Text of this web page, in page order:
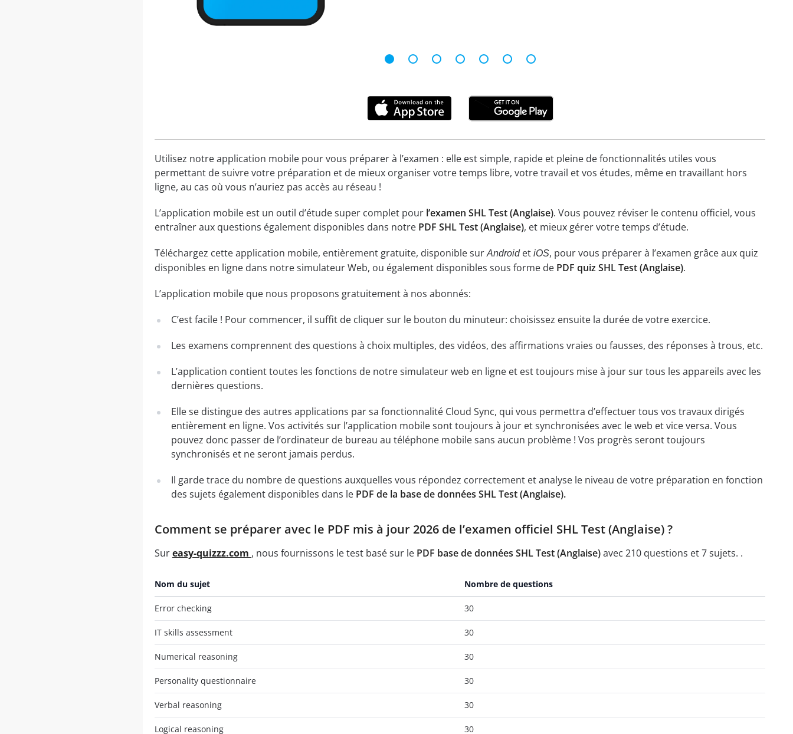
Utilisez notre application mobile pour vous préparer à l’examen : elle est simple, rapide et pleine de fonctionnalités utiles vous
permettant de suivre votre préparation et de mieux organiser votre temps libre, votre travail et vos études, même en travaillant hors
ligne, au cas où vous n’auriez pas accès au réseau !
L’application mobile est un outil d’étude super complet pour l’examen SHL Test (Anglaise). Vous pouvez réviser le contenu officiel, vous
entraîner aux questions également disponibles dans notre PDF SHL Test (Anglaise), et mieux gérer votre temps d’étude.
Téléchargez cette application mobile, entièrement gratuite, disponible surAndroidet iOS, pour vous préparer à l’examen grâce aux quiz
disponibles en ligne dans notre simulateur Web, ou également disponibles sous forme de PDF quiz SHL Test (Anglaise).
L’application mobile que nous proposons gratuitement à nos abonnés:
C’est facile ! Pour commencer, il suffit de cliquer sur le bouton du minuteur: choisissez ensuite la durée de votre exercice.
Les examens comprennent des questions à choix multiples, des vidéos, des affirmations vraies ou fausses, des réponses à trous, etc.
L’application contient toutes les fonctions de notre simulateur web en ligne et est toujours mise à jour sur tous les appareils avec les
dernières questions.
Elle se distingue des autres applications par sa fonctionnalité Cloud Sync, qui vous permettra d’effectuer tous vos travaux dirigés
entièrement en ligne. Vos activités sur l’application mobile sont toujours à jour et synchronisées avec le web et vice versa. Vous
pouvez donc passer de l’ordinateur de bureau au téléphone mobile sans aucun problème ! Vos progrès seront toujours
synchronisés et ne seront jamais perdus.
Il garde trace du nombre de questions auxquelles vous répondez correctement et analyse le niveau de votre préparation en fonction
des sujets également disponibles dans le PDF de la base de données SHL Test (Anglaise).
Comment se préparer avec le PDF mis à jour 2026 de l’examen officiel SHL Test (Anglaise) ?
Sureasy-quizzz.com , nous fournissons le test basé sur le PDF base de données SHL Test (Anglaise)avec 210 questions et 7 sujets. .
Nom du sujet Nombre de questions
Error checking 30
IT skills assessment 30
Numerical reasoning 30
Personality questionnaire 30
Verbal reasoning 30
Logical reasoning 30